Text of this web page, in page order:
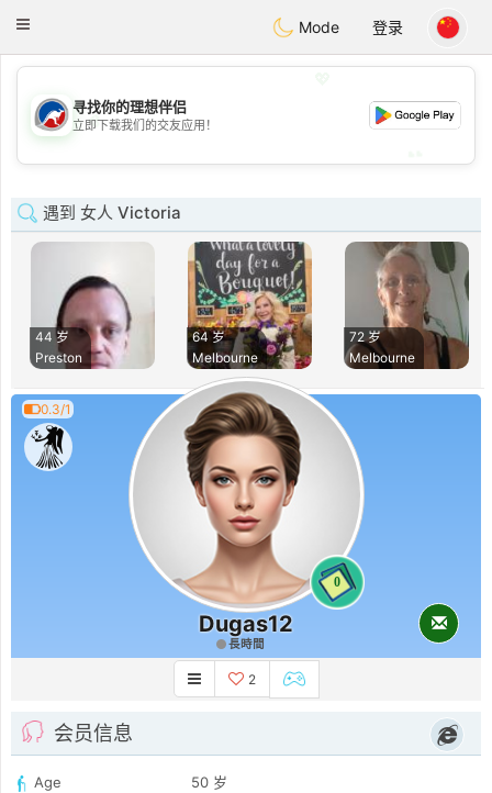
AustraliaChat
Toggle
Mode 登录
💖
💕
寻找你的理想伴侣
立即下载我们的交友应用！
遇到 女人 Victoria
44 岁
Preston
64 岁
Melbourne
72 岁
Melbourne
0.3/1
0
Dugas12
長時間
2
会员信息
Age
50 岁